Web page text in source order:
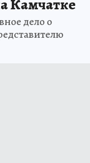
Камчатке
дело о